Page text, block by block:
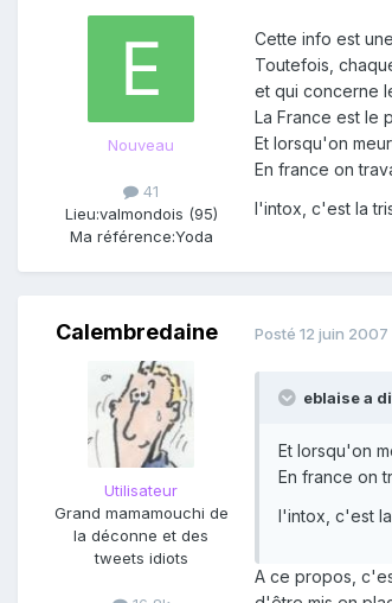
Nouveau
41
Lieu:valmondois (95)
Ma référence:Yoda
Cette info est
Toutefois,
et qui concerne
La France est le
Et lorsqu'on
En france on
l'intox, c'est la
Calembredaine
Utilisateur
Grand mamamouchi de
la déconne et des
tweets idiots
Posté 12 juin 2007
eblaise a
Et lorsqu'on
En france on
l'intox, c'est
A ce propos,